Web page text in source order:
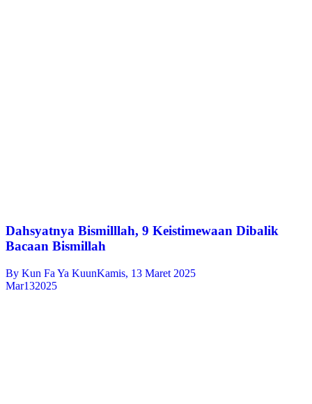
Dahsyatnya Bismilllah, 9 Keistimewaan Dibalik
Bacaan Bismillah
By Kun Fa Ya KuunKamis, 13 Maret 2025
Mar132025